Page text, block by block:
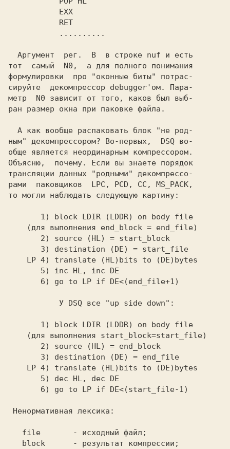
тот  самый  N0,  а для полного понимания
формулировки  про "оконные биты" потрас-
сируйте  декомпрессор debugger'ом. Пара-
метр  N0 зависит от того, каков был выб-
ран размер окна при паковке файла.
ным" декомпрессором? Во-первых,
DSQ во-
обще является неординарным компрессором.
Объясню,  почему. Если вы знаете порядок
трансляции данных "родными" декомпрессо-
рами  паковщиков
то могли наблюдать следующую картину:
file
      - исходный файл;
block
      - результат компрессии;